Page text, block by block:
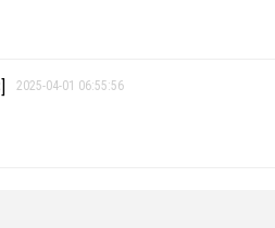
2025-04-01 06:55:56